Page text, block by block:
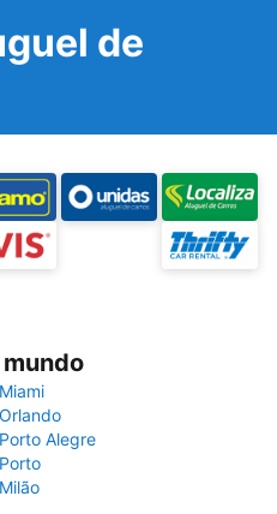
de
Miami
Orlando
Porto Alegre
Porto
Milão